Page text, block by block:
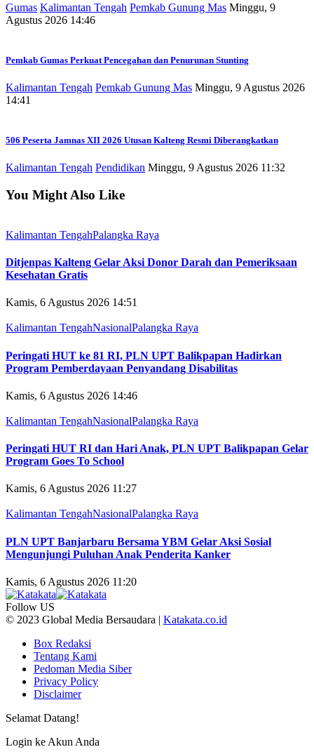
Gumas Kalimantan Tengah Pemkab Gunung Mas Minggu, 9
Agustus 2026 14:46
Pemkab Gumas Perkuat Pencegahan dan Penurunan Stunting
Kalimantan Tengah Pemkab Gunung Mas Minggu, 9 Agustus 2026
14:41
506 Peserta Jamnas XII 2026 Utusan Kalteng Resmi Diberangkatkan
Kalimantan Tengah Pendidikan Minggu, 9 Agustus 2026 11:32
You Might Also Like
Kalimantan TengahPalangka Raya
Ditjenpas Kalteng Gelar Aksi Donor Darah dan Pemeriksaan
Kesehatan Gratis
Kamis, 6 Agustus 2026 14:51
Kalimantan TengahNasionalPalangka Raya
Peringati HUT ke 81 RI, PLN UPT Balikpapan Hadirkan
Program Pemberdayaan Penyandang Disabilitas
Kamis, 6 Agustus 2026 14:46
Kalimantan TengahNasionalPalangka Raya
Peringati HUT RI dan Hari Anak, PLN UPT Balikpapan Gelar
Program Goes To School
Kamis, 6 Agustus 2026 11:27
Kalimantan TengahNasionalPalangka Raya
PLN UPT Banjarbaru Bersama YBM Gelar Aksi Sosial
Mengunjungi Puluhan Anak Penderita Kanker
Kamis, 6 Agustus 2026 11:20
Follow US
© 2023 Global Media Bersaudara | Katakata.co.id
Box Redaksi
Tentang Kami
Pedoman Media Siber
Privacy Policy
Disclaimer
Selamat Datang!
Login ke Akun Anda